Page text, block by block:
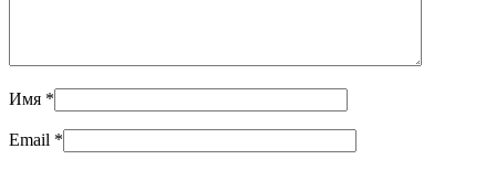
Имя *
Email *